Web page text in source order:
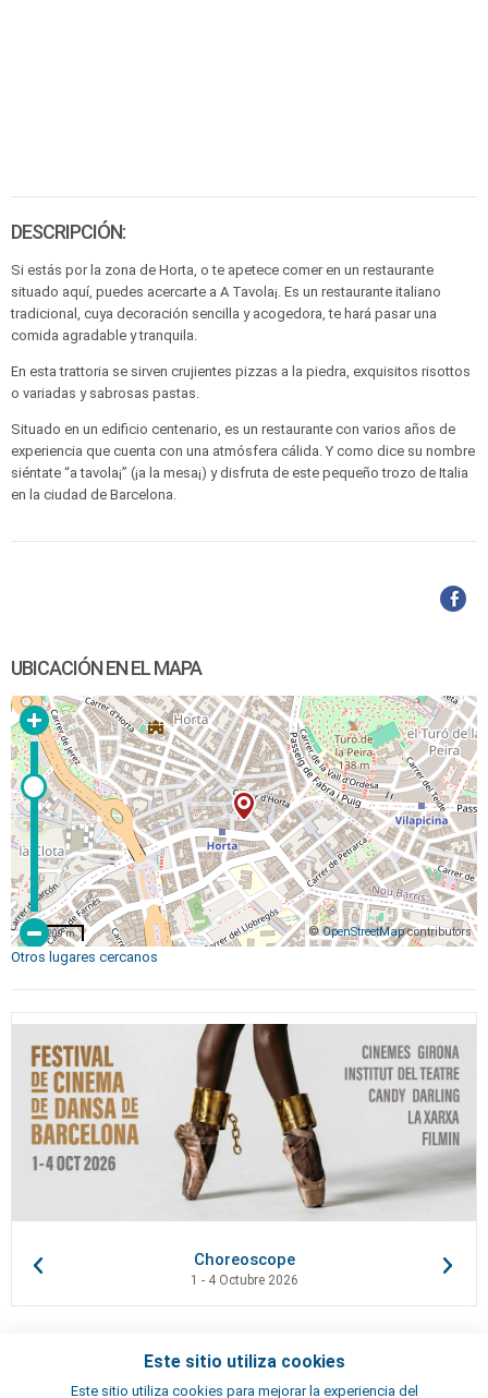
DESCRIPCIÓN:
Si estás por la zona de Horta, o te apetece comer en un restaurante
situado aquí, puedes acercarte a A Tavola¡. Es un restaurante italiano
tradicional, cuya decoración sencilla y acogedora, te hará pasar una
comida agradable y tranquila.
En esta trattoria se sirven crujientes pizzas a la piedra, exquisitos risottos
o variadas y sabrosas pastas.
Situado en un edificio centenario, es un restaurante con varios años de
experiencia que cuenta con una atmósfera cálida. Y como dice su nombre
siéntate “a tavola¡” (¡a la mesa¡) y disfruta de este pequeño trozo de Italia
en la ciudad de Barcelona.
UBICACIÓN EN EL MAPA
©OpenStreetMapcontributors
200 m
Otros lugares cercanos
Choreoscope
1 - 4 Octubre 2026
Este sitio utiliza cookies
Este sitio utiliza cookies para mejorar la experiencia del